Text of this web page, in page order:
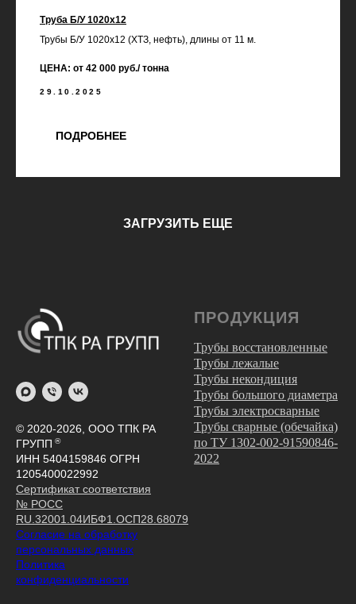
Труба Б/У 1020х12
Трубы Б/У 1020х12 (ХТЗ, нефть), длины от 11 м.
ЦЕНА: от 42 000 руб./ тонна
29.10.2025
ПОДРОБНЕЕ
ЗАГРУЗИТЬ ЕЩЕ
© 2020-2026, ООО ТПК РА
ГРУПП ®
ИНН 5404159846 ОГРН
1205400022992
Сертификат соответствия
№ РОСС
RU.32001.04ИБФ1.ОСП28.68079
Согласие на обработку
персональных данных
Политика
конфиденциальности
ПРОДУКЦИЯ
Трубы восстановленные
Трубы лежалые
Трубы некондиция
Трубы большого диаметра
Трубы электросварные
Трубы сварные (обечайка)
по ТУ 1302-002-91590846-
2022